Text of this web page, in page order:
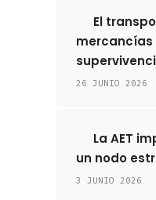
El
mercancías
26 JUNIO 2026
La AET
un nodo
3 JUNIO 2026